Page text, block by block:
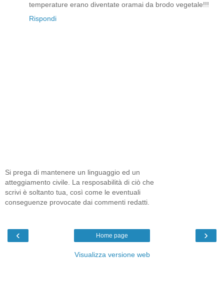
temperature erano diventate oramai da brodo vegetale!!!
Rispondi
Si prega di mantenere un linguaggio ed un
atteggiamento civile. La resposabilità di ciò che
scrivi è soltanto tua, così come le eventuali
conseguenze provocate dai commenti redatti.
‹ ›
Home page
Visualizza versione web